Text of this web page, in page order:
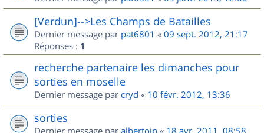
[Verdun]-->Les Champs de Batailles
Dernier message par pat6801 « 09 sept. 2012, 21:17
Réponses : 1
recherche partenaire les dimanches pour
sorties en moselle
Dernier message par cryd « 10 févr. 2012, 13:36
sorties
Dernier message par albertojp « 18 avr. 2011, 08:58